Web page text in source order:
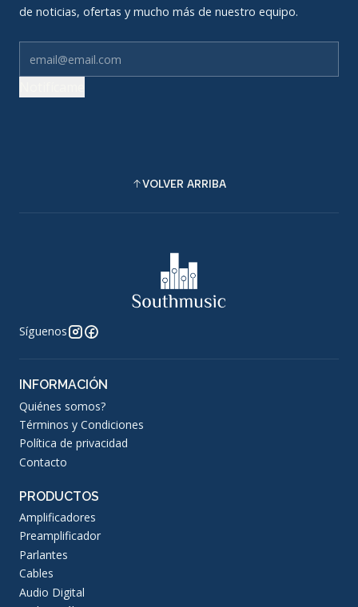
de noticias, ofertas y mucho más de nuestro equipo.
VOLVER ARRIBA
Síguenos
INFORMACIÓN
Quiénes somos?
Términos y Condiciones
Política de privacidad
Contacto
PRODUCTOS
Amplificadores
Preamplificador
Parlantes
Cables
Audio Digital